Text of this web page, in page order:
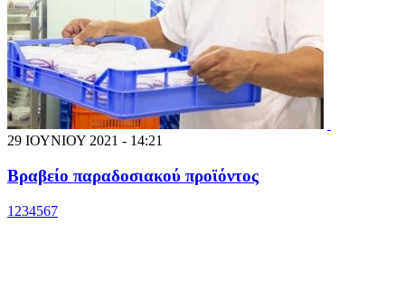
29 ΙΟΥΝΙΟΥ 2021 - 14:21
Βραβείο παραδοσιακού προϊόντος
1 234567